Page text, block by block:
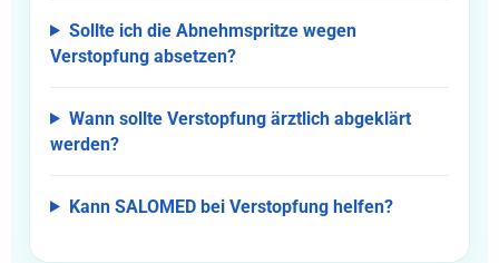
Sollte ich die Abnehmspritze wegen
Verstopfung absetzen?
Wann sollte Verstopfung ärztlich abgeklärt
werden?
Kann SALOMED bei Verstopfung helfen?